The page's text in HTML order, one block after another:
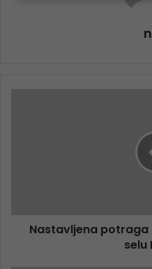
Nastavljena
selu